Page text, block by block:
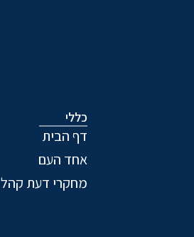
כללי
דף הבית
אחד העם
מחקרי דעת קהל